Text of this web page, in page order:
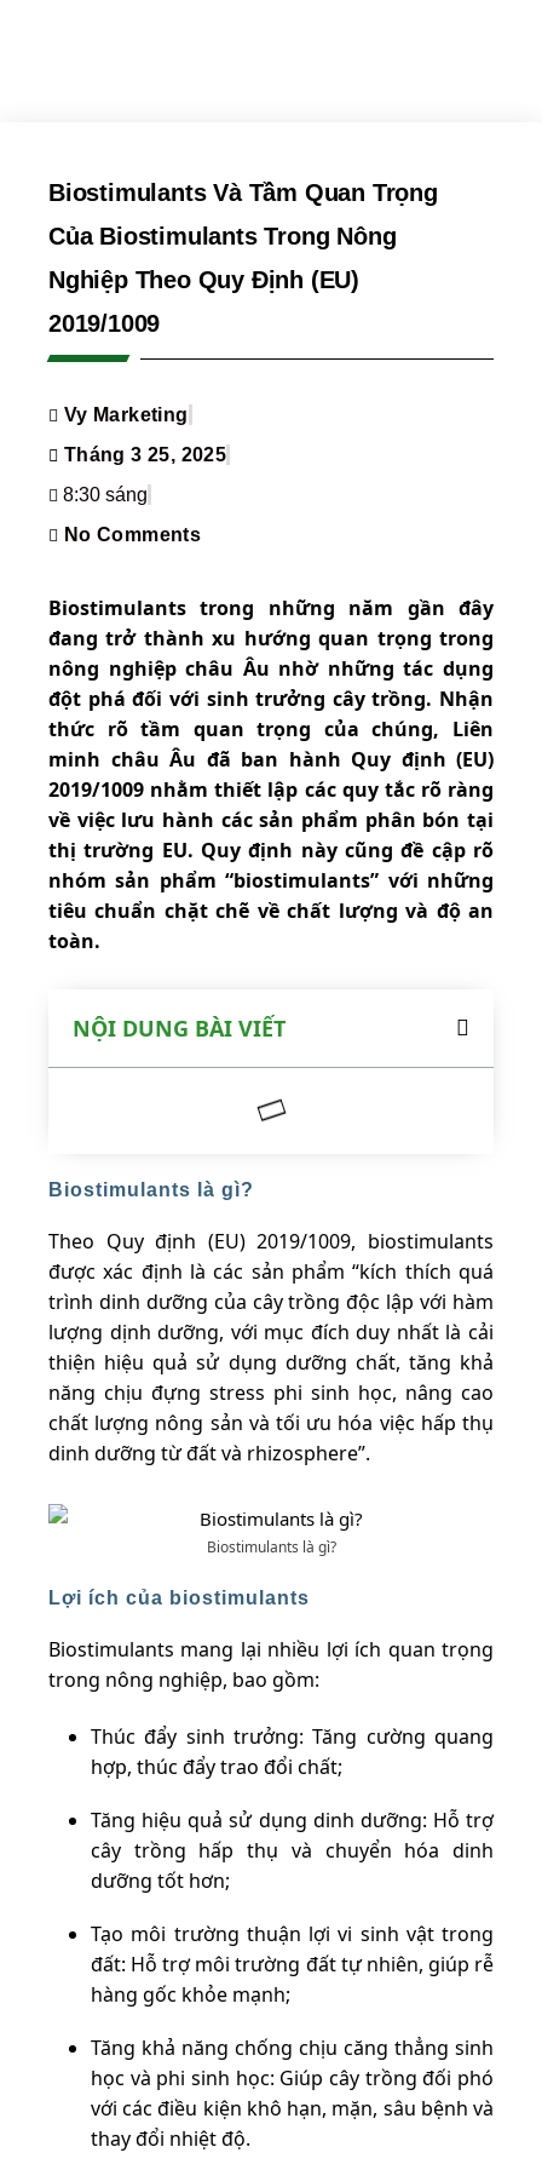
Biostimulants Và Tầm Quan Trọng
Của Biostimulants Trong Nông
Nghiệp Theo Quy Định (EU)
2019/1009
Vy Marketing
Tháng 3 25, 2025
8:30 sáng
No Comments
Biostimulants trong những năm gần đây
đang trở thành xu hướng quan trọng trong
nông nghiệp châu Âu nhờ những tác dụng
đột phá đối với sinh trưởng cây trồng. Nhận
thức rõ tầm quan trọng của chúng, Liên
minh châu Âu đã ban hành Quy định (EU)
2019/1009 nhằm thiết lập các quy tắc rõ ràng
về việc lưu hành các sản phẩm phân bón tại
thị trường EU. Quy định này cũng đề cập rõ
nhóm sản phẩm “biostimulants” với những
tiêu chuẩn chặt chẽ về chất lượng và độ an
toàn.
NỘI DUNG BÀI VIẾT
Biostimulants là gì?
Theo Quy định (EU) 2019/1009, biostimulants
được xác định là các sản phẩm “kích thích quá
trình dinh dưỡng của cây trồng độc lập với hàm
lượng dịnh dưỡng, với mục đích duy nhất là cải
thiện hiệu quả sử dụng dưỡng chất, tăng khả
năng chịu đựng stress phi sinh học, nâng cao
chất lượng nông sản và tối ưu hóa việc hấp thụ
dinh dưỡng từ đất và rhizosphere”.
Biostimulants là gì?
Lợi ích của biostimulants
Biostimulants mang lại nhiều lợi ích quan trọng
trong nông nghiệp, bao gồm:
Thúc đẩy sinh trưởng: Tăng cường quang
hợp, thúc đẩy trao đổi chất;
Tăng hiệu quả sử dụng dinh dưỡng: Hỗ trợ
cây trồng hấp thụ và chuyển hóa dinh
dưỡng tốt hơn;
Tạo môi trường thuận lợi vi sinh vật trong
đất: Hỗ trợ môi trường đất tự nhiên, giúp rễ
hàng gốc khỏe mạnh;
Tăng khả năng chống chịu căng thẳng sinh
học và phi sinh học: Giúp cây trồng đối phó
với các điều kiện khô hạn, mặn, sâu bệnh và
thay đổi nhiệt độ.